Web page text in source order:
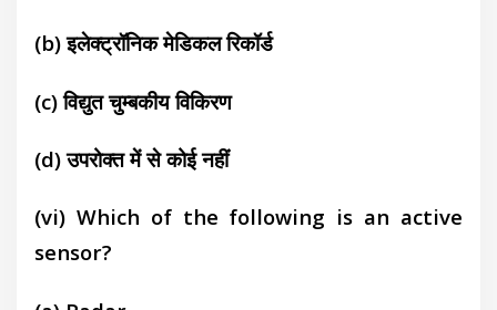
(b)इलेक्ट्रॉनिक मेडिकल रिकॉर्ड
(c)विद्युत चुम्बकीय विकिरण
(d)उपरोक्त में से कोई नहीं
(vi) Which of the following is an active
sensor?